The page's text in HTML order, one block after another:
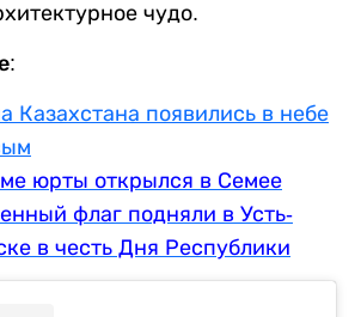
чудо.
Казахстана появились в небе
юрты открылся в Семее
флаг подняли в Усть-
в честь Дня Республики